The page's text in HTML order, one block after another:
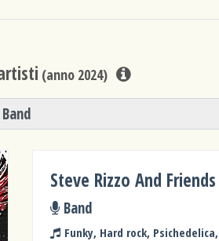
(anno 2024)
Band
Steve Rizzo And Friends
Band
Funky, Hard rock,